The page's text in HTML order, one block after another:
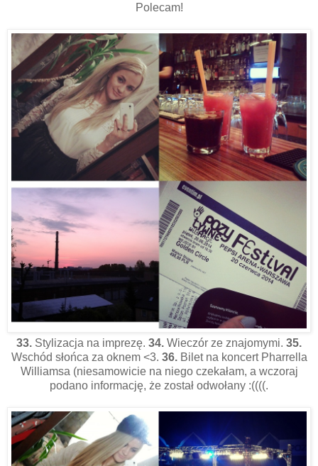
Polecam!
33. Stylizacja na imprezę. 34. Wieczór ze znajomymi. 35.
Wschód słońca za oknem <3. 36.Bilet na koncert Pharrella
Williamsa (niesamowicie na niego czekałam, a wczoraj
podano informację, że został odwołany :((((.